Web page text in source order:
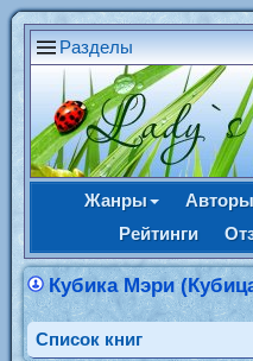
Разделы
Жанры Авторы
Рейтинги
Кубика Мэри
Cписок книг